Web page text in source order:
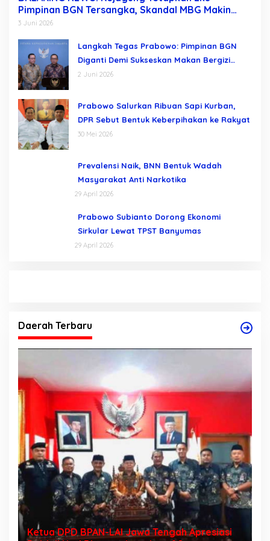
Pimpinan BGN Tersangka, Skandal MBG Makin
Terkuak Usai Dadan Hindayana Dicopot
3 Juni 2026
Langkah Tegas Prabowo: Pimpinan BGN
Diganti Demi Sukseskan Makan Bergizi
Gratis
2 Juni 2026
Prabowo Salurkan Ribuan Sapi Kurban,
DPR Sebut Bentuk Keberpihakan ke Rakyat
30 Mei 2026
Prevalensi Naik, BNN Bentuk Wadah
Masyarakat Anti Narkotika
29 April 2026
Prabowo Subianto Dorong Ekonomi
Sirkular Lewat TPST Banyumas
29 April 2026
Daerah Terbaru
Ketua DPD BPAN-LAI Jawa Tengah Apresiasi